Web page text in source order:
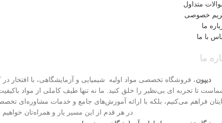
متداول
خصوصی
ما
با ما
ما
دیپون، فروشگاه تخصصی مواد اولیه شیمیایی و آزمایشگاهی، با افتخار در
تا تجربه ای بی‌نظیر را خلق کنید. ما نه تنها طیف کاملی از مواد
فراهم می‌کنیم، بلکه با ارائه آموزش‌های جامع و خدمات مشاوره‌ای
در هر قدم از این مسیر یار و همراه‌تان خواهیم